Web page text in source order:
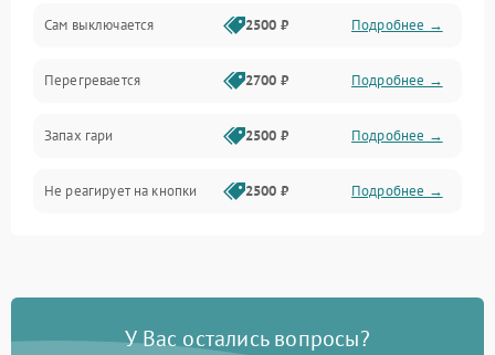
Сам выключается 2500 ₽ Подробнее →
Перегревается 2700 ₽ Подробнее →
Запах гари 2500 ₽ Подробнее →
Не реагирует на кнопки 2500 ₽ Подробнее →
У Вас остались вопросы?